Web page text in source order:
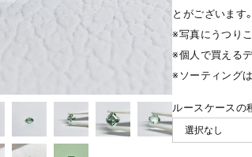
とがございます。
※写真にうつりこ
※個人で買える
※ソーティング
ルースケースの